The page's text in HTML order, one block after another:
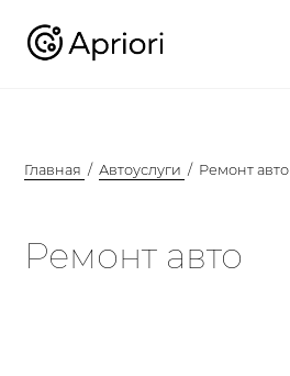
Главная Автоуслуги Ремонт авто
Ремонт авто